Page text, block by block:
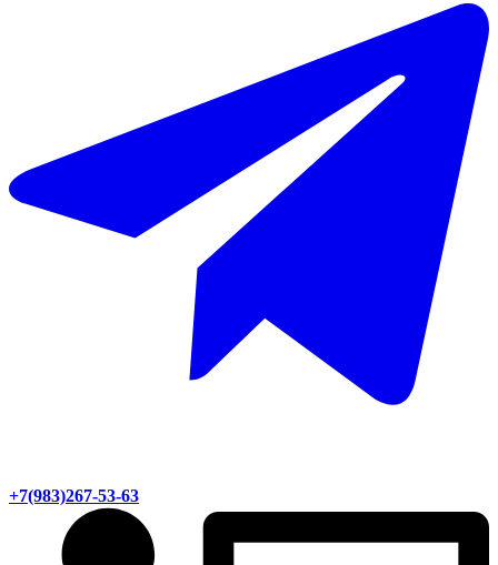
+7(983)267-53-63